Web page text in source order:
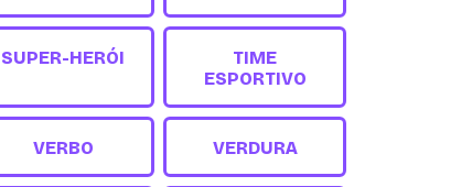
SUPER-HERÓI
TIME
ESPORTIVO
VERBO VERDURA